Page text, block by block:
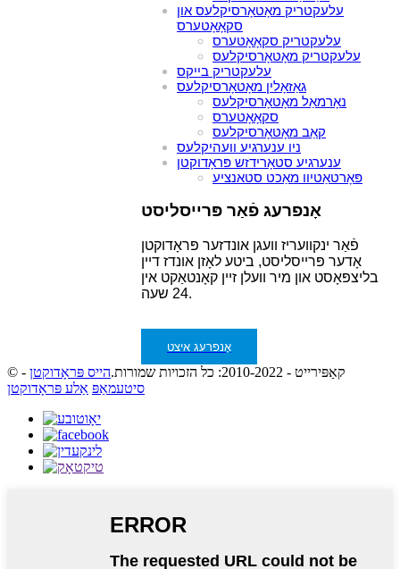
עלעקטריק מאָטאָרסיקלעס און
סקאָאָטערס
עלעקטריק סקאָאָטערס
עלעקטריק מאָטאָרסיקלעס
עלעקטריק בייקס
גאַזאָלין מאָטאָרסיקלעס
נאָרמאַל מאָטאָרסיקלעס
סקאָאָטערס
קאַב מאָטאָרסיקלעס
ניו ענערגיע וועהיקלעס
ענערגיע סטאָרידזש פּראָדוקטן
פּאָרטאַטיוו מאַכט סטאנציע
אָנפרעג פֿאַר פּרייסליסט
פֿאַר ינקוועריז וועגן אונדזער פּראָדוקטן
אָדער פּרייסליסט, ביטע לאָזן אונדז דיין
בליצפּאָסט און מיר וועלן זיין קאָנטאַקט אין
24 שעה.
אָנפרעג איצט
© קאַפּירייט - 2010-2022: כל הזכויות שמורות. הייס פּראָדוקטן -
סיטעמאַפּ אַלע פּראָדוקטן